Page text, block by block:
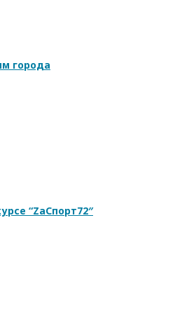
города
“ZаСпорт72″